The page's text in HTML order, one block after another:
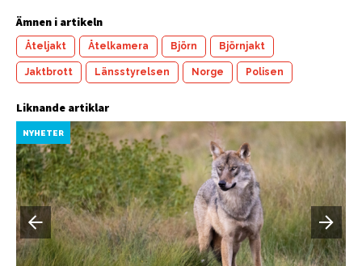
Ämnen i artikeln
Åteljakt Åtelkamera Björn Björnjakt
Jaktbrott Länsstyrelsen Norge Polisen
Liknande artiklar
NYHETER